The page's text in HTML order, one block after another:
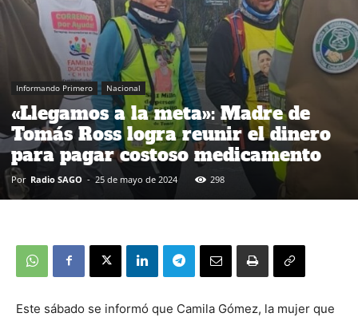
Informando Primero Nacional
«Llegamos a la meta»: Madre de
Tomás Ross logra reunir el dinero
para pagar costoso medicamento
Por Radio SAGO - 25 de mayo de 2024 298
Este sábado se informó que Camila Gómez, la mujer que